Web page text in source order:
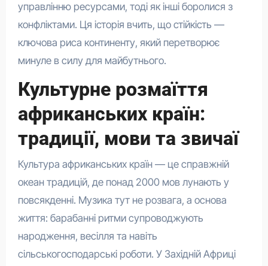
управлінню ресурсами, тоді як інші боролися з
конфліктами. Ця історія вчить, що стійкість —
ключова риса континенту, який перетворює
минуле в силу для майбутнього.
Культурне розмаїття
африканських країн:
традиції, мови та звичаї
Культура африканських країн — це справжній
океан традицій, де понад 2000 мов лунають у
повсякденні. Музика тут не розвага, а основа
життя: барабанні ритми супроводжують
народження, весілля та навіть
сільськогосподарські роботи. У Західній Африці